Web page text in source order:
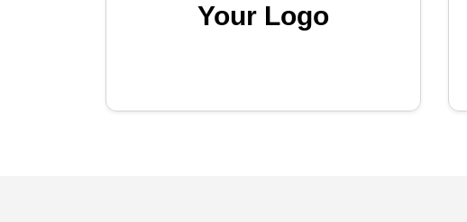
Your Logo